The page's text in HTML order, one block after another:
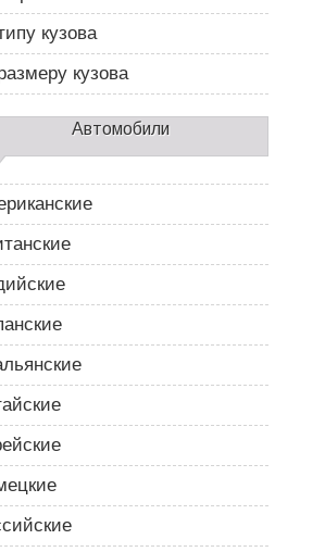
кузова
кузова
Автомобили